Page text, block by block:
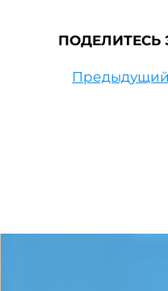
ПОДЕЛИТЕСЬ
Предыдущий